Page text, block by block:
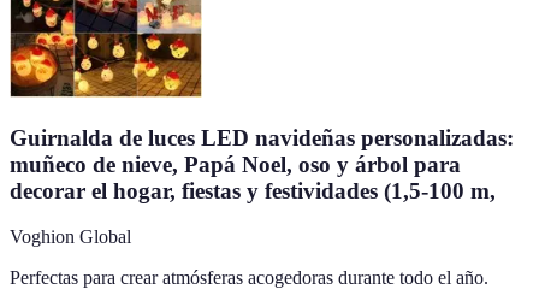
Guirnalda de luces LED navideñas personalizadas:
muñeco de nieve, Papá Noel, oso y árbol para
decorar el hogar, fiestas y festividades (1,5-100 m,
Voghion Global
Perfectas para crear atmósferas acogedoras durante todo el año.